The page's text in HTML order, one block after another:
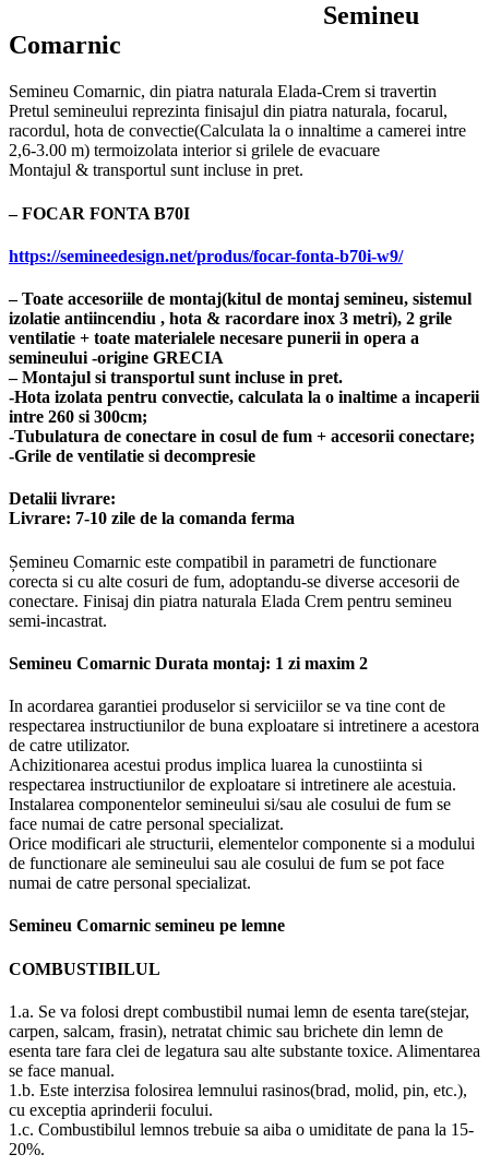
Semineu
Comarnic
Semineu Comarnic, din piatra naturala Elada-Crem si travertin
Pretul semineului reprezinta finisajul din piatra naturala, focarul,
racordul, hota de convectie(Calculata la o innaltime a camerei intre
2,6-3.00 m) termoizolata interior si grilele de evacuare
Montajul & transportul sunt incluse in pret.
– FOCAR FONTA B70I
https://semineedesign.net/produs/focar-fonta-b70i-w9/
– Toate accesoriile de montaj(kitul de montaj semineu, sistemul
izolatie antiincendiu , hota & racordare inox 3 metri), 2 grile
ventilatie + toate materialele necesare punerii in opera a
semineului -origine GRECIA
– Montajul si transportul sunt incluse in pret.
-Hota izolata pentru convectie, calculata la o inaltime a incaperii
intre 260 si 300cm;
-Tubulatura de conectare in cosul de fum + accesorii conectare;
-Grile de ventilatie si decompresie
Detalii livrare:
Livrare: 7-10 zile de la comanda ferma
Șemineu Comarnic este compatibil in parametri de functionare
corecta si cu alte cosuri de fum, adoptandu-se diverse accesorii de
conectare. Finisaj din piatra naturala Elada Crem pentru semineu
semi-incastrat.
Semineu Comarnic Durata montaj: 1 zi maxim 2
In acordarea garantiei produselor si serviciilor se va tine cont de
respectarea instructiunilor de buna exploatare si intretinere a acestora
de catre utilizator.
Achizitionarea acestui produs implica luarea la cunostiinta si
respectarea instructiunilor de exploatare si intretinere ale acestuia.
Instalarea componentelor semineului si/sau ale cosului de fum se
face numai de catre personal specializat.
Orice modificari ale structurii, elementelor componente si a modului
de functionare ale semineului sau ale cosului de fum se pot face
numai de catre personal specializat.
Semineu Comarnic semineu pe lemne
COMBUSTIBILUL
1.a. Se va folosi drept combustibil numai lemn de esenta tare(stejar,
carpen, salcam, frasin), netratat chimic sau brichete din lemn de
esenta tare fara clei de legatura sau alte substante toxice. Alimentarea
se face manual.
1.b. Este interzisa folosirea lemnului rasinos(brad, molid, pin, etc.),
cu exceptia aprinderii focului.
1.c. Combustibilul lemnos trebuie sa aiba o umiditate de pana la 15-
20%.
funcționalitatea
și structura
în ​​funcție de
modul în care
este utilizat
site-ul.
Experienţă
Pentru ca site-
ul nostru să
mai bine
posibil în
timpul vizitei
dumneavoastră.
Dacă refuzați
aceste cookie-
uri, unele
funcționalități
vor dispărea de
Marketing
Împărtășindu-vă
interesele și
comportamentul
vizitați site-ul
nostru, creșteți
conținut și
oferte
personalizate.